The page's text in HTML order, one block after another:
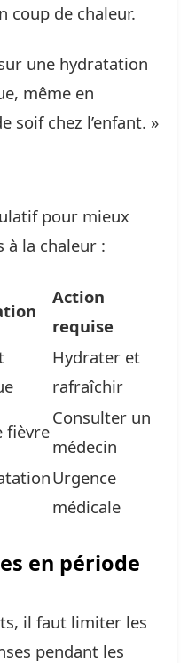
coup de chaleur.
une hydratation
même en
soif chez l’enfant. »
pour mieux
à la chaleur :
Action
requise
Hydrater et
rafraîchir
fièvre
Consulter un
médecin
Urgence
médicale
en période
il faut limiter les
pendant les